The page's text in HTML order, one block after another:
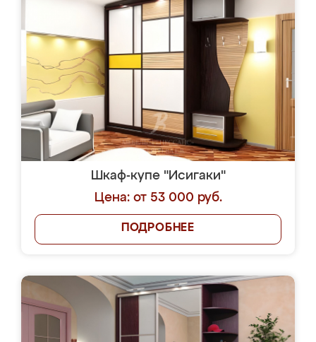
Шкаф-купе "Исигаки"
Цена: от 53 000 руб.
ПОДРОБНЕЕ